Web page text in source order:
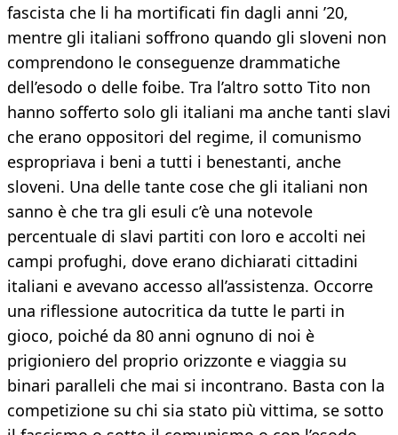
fascista che li ha mortificati fin dagli anni ’20,
mentre gli italiani soffrono quando gli sloveni non
comprendono le conseguenze drammatiche
dell’esodo o delle foibe. Tra l’altro sotto Tito non
hanno sofferto solo gli italiani ma anche tanti slavi
che erano oppositori del regime, il comunismo
espropriava i beni a tutti i benestanti, anche
sloveni. Una delle tante cose che gli italiani non
sanno è che tra gli esuli c’è una notevole
percentuale di slavi partiti con loro e accolti nei
campi profughi, dove erano dichiarati cittadini
italiani e avevano accesso all’assistenza. Occorre
una riflessione autocritica da tutte le parti in
gioco, poiché da 80 anni ognuno di noi è
prigioniero del proprio orizzonte e viaggia su
binari paralleli che mai si incontrano. Basta con la
competizione su chi sia stato più vittima, se sotto